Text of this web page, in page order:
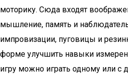
моторику. Сюда входят
мышление, память и
импровизации, пуговицы и
форме улучшить навыки
игру можно играть одному или с